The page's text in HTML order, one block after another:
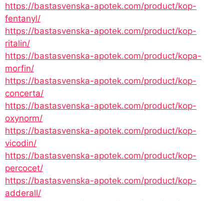
https://bastasvenska-apotek.com/product/kop-
fentanyl/
https://bastasvenska-apotek.com/product/kop-
ritalin/
https://bastasvenska-apotek.com/product/kopa-
morfin/
https://bastasvenska-apotek.com/product/kop-
concerta/
https://bastasvenska-apotek.com/product/kop-
oxynorm/
https://bastasvenska-apotek.com/product/kop-
vicodin/
https://bastasvenska-apotek.com/product/kop-
percocet/
https://bastasvenska-apotek.com/product/kop-
adderall/